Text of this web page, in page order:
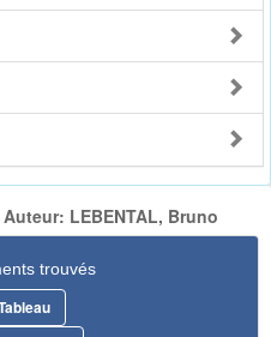
LEBENTAL, Bruno
trouvés